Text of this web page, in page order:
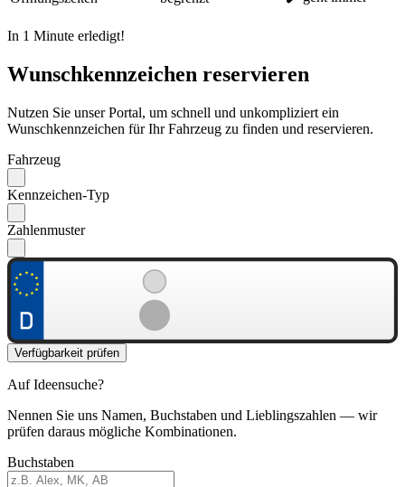
In 1 Minute erledigt!
Wunschkennzeichen reservieren
Nutzen Sie unser Portal, um schnell und unkompliziert ein
Wunschkennzeichen für Ihr Fahrzeug zu finden und reservieren.
Fahrzeug
Kennzeichen-Typ
Zahlenmuster
Verfügbarkeit prüfen
Auf Ideensuche?
Nennen Sie uns Namen, Buchstaben und Lieblingszahlen — wir
prüfen daraus mögliche Kombinationen.
Buchstaben